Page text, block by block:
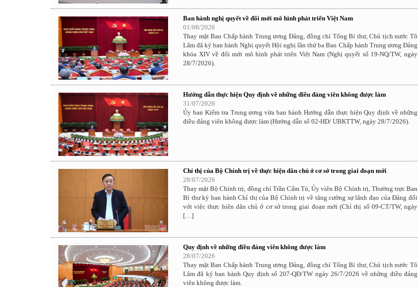
Ban hành nghị quyết về đổi mới mô hình phát triển Việt Nam
01/08/2026
Thay mặt Ban Chấp hành Trung ương Đảng, đồng chí Tổng Bí thư, Chủ tịch nước Tô
Lâm đã ký ban hành Nghị quyết Hội nghị lần thứ ba Ban Chấp hành Trung ương Đảng
khóa XIV về đổi mới mô hình phát triển Việt Nam (Nghị quyết số 19-NQ/TW, ngày
28/7/2026).
Hướng dẫn thực hiện Quy định về những điều đảng viên không được làm
31/07/2026
Ủy ban Kiểm tra Trung ương vừa ban hành Hướng dẫn thực hiện Quy định về những
điều đảng viên không được làm (Hướng dẫn số 02-HD/ UBKTTW, ngày 28/7/2026).
Chỉ thị của Bộ Chính trị về thực hiện dân chủ ở cơ sở trong giai đoạn mới
28/07/2026
Thay mặt Bộ Chính trị, đồng chí Trần Cẩm Tú, Ủy viên Bộ Chính trị, Thường trực Ban
Bí thư ký ban hành Chỉ thị của Bộ Chính trị về tăng cường sự lãnh đạo của Đảng đối
với việc thực hiện dân chủ ở cơ sở trong giai đoạn mới (Chỉ thị số 09-CT/TW, ngày
[…]
Quy định về những điều đảng viên không được làm
28/07/2026
Thay mặt Ban Chấp hành Trung ương Đảng, đồng chí Tổng Bí thư, Chủ tịch nước Tô
Lâm đã ký ban hành Quy định số 207-QĐ/TW ngày 26/7/2026 về những điều đảng
viên không được làm.